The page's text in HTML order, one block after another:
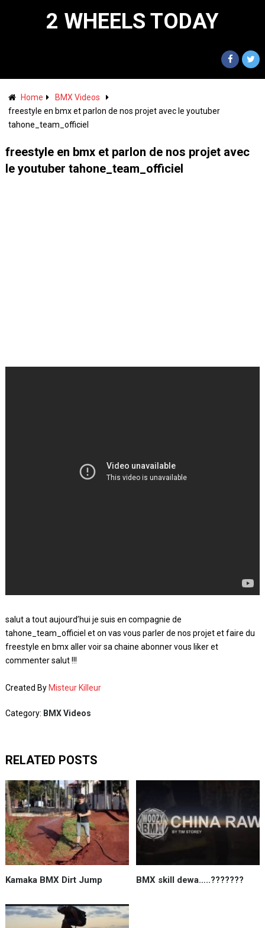
2 WHEELS TODAY
Home
BMX Videos
freestyle en bmx et parlon de nos projet avec le youtuber
tahone_team_officiel
freestyle en bmx et parlon de nos projet avec
le youtuber tahone_team_officiel
salut a tout aujourd’hui je suis en compagnie de
tahone_team_officiel et on vas vous parler de nos projet et faire du
freestyle en bmx aller voir sa chaine abonner vous liker et
commenter salut !!!
Created By Misteur Killeur
Category: BMX Videos
RELATED POSTS
Kamaka BMX Dirt Jump BMX skill dewa…..???????